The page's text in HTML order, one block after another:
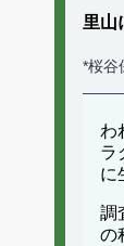
里山
*桜谷
わ
ラ
に
調
の